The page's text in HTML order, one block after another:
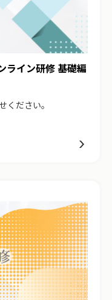
イン研修 基礎編
ください。